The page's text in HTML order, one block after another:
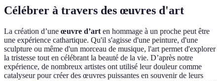
Célébrer à travers des œuvres d'art
La création d’une œuvre d’art en hommage à un proche peut être
une expérience cathartique. Qu'il s'agisse d'une peinture, d'une
sculpture ou même d'un morceau de musique, l'art permet d'explorer
la tristesse tout en célébrant la beauté de la vie. D’après notre
expérience, de nombreux artistes ont utilisé leur douleur comme
catalyseur pour créer des œuvres puissantes en souvenir de leurs